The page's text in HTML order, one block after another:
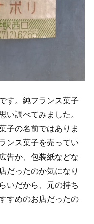
す。純フランス菓子
い調べてみました。
子の名前ではありま
ンス菓子を売ってい
告か、包装紙などな
だったのか気になり
いだから、元の持ち
すめのお店だったの